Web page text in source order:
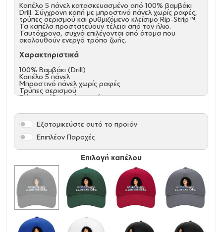
Καπέλο 5 πάνελ κατασκευασμένο από 100% βαμβάκι
Drill. Σύγχρονη κοπή με μπροστινό πάνελ χωρίς ραφές,
τρύπες αερισμού και ρυθμιζόμενο κλείσιμο Rip-Strip™.
Τα καπέλα προστατεύουν τέλεια από τον ήλιο.
Ταυτόχρονα, συχνά επιλέγονται από άτομα που
ακολουθούν ενεργό τρόπο ζωής.
Χαρακτηριστικά
100% Βαμβάκι (Drill)
Καπέλο 5 πάνελ
Μπροστινό πάνελ χωρίς ραφές
Τρύπες αερισμού
Γείσο με έξι σειρές ραφής
Επιλογή καπέλου
Εξατομικεύστε αυτό το προϊόν
Επιπλέον Παροχές